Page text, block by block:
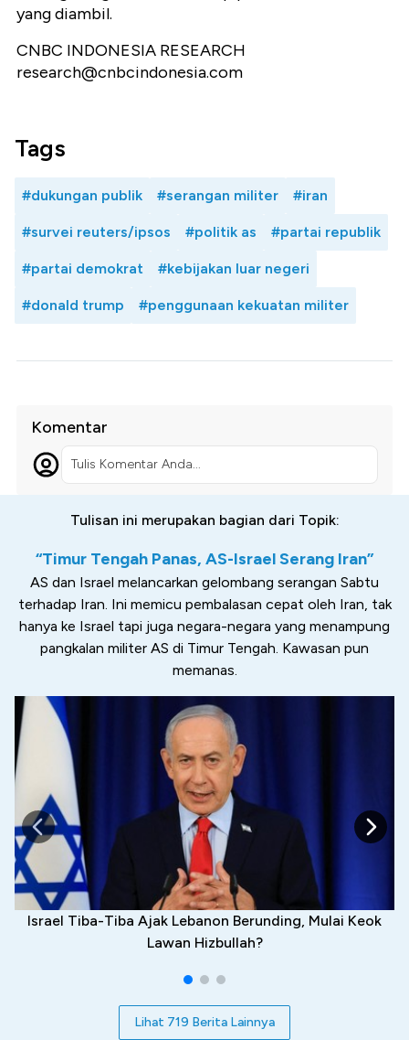
yang diambil.
CNBC INDONESIA RESEARCH
research@cnbcindonesia.com
Tags
#dukungan publik #serangan militer #iran
#survei reuters/ipsos #politik as #partai republik
#partai demokrat #kebijakan luar negeri
#donald trump #penggunaan kekuatan militer
Komentar
Tulis Komentar Anda...
Tulisan ini merupakan bagian dari Topik:
“Timur Tengah Panas, AS-Israel Serang Iran”
AS dan Israel melancarkan gelombang serangan Sabtu
terhadap Iran. Ini memicu pembalasan cepat oleh Iran, tak
hanya ke Israel tapi juga negara-negara yang menampung
pangkalan militer AS di Timur Tengah. Kawasan pun
memanas.
Israel Tiba-Tiba Ajak Lebanon Berunding, Mulai Keok
Lawan Hizbullah?
Lihat 719 Berita Lainnya